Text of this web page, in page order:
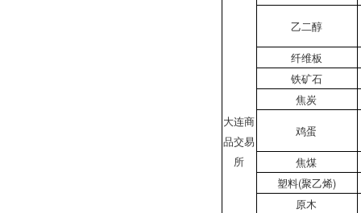
大连商
品交易
所
乙二醇
纤维板
铁矿石
焦炭
鸡蛋
焦煤
塑料(聚乙烯)
原木